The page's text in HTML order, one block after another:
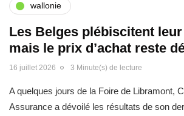
wallonie
Les Belges plébiscitent
mais le prix d’achat reste
16 juillet 2026 3 Minute(s) de lecture
A quelques jours de la Foire de Libramont,
Assurance a dévoilé les résultats de son